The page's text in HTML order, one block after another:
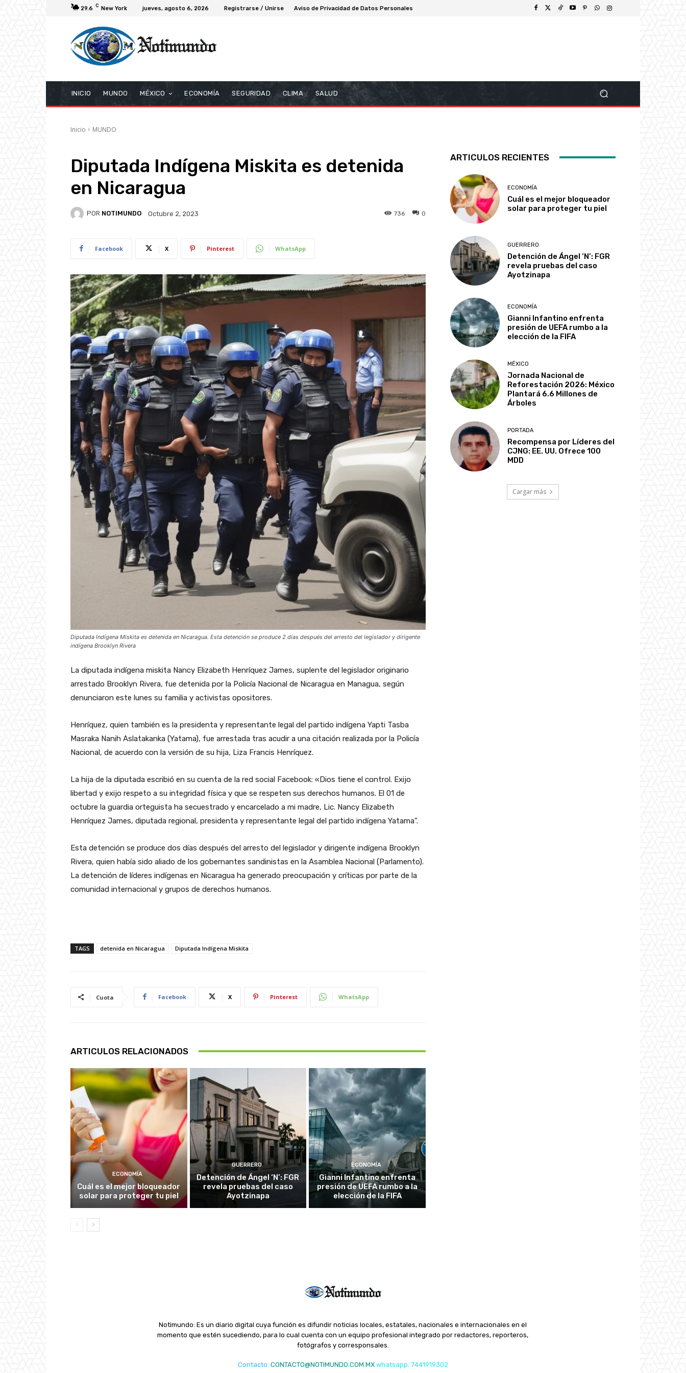
29.6 C New York jueves, agosto 6, 2026 Registrarse / Unirse Aviso de Privacidad de Datos Personales
INICIO MUNDO MÉXICO ECONOMÍA SEGURIDAD CLIMA SALUD
Inicio MUNDO
Diputada Indígena Miskita es detenida
en Nicaragua
POR NOTIMUNDO Octubre 2, 2023 0
736
Facebook X Pinterest WhatsApp
Diputada Indígena Miskita es detenida en Nicaragua. Esta detención se produce 2 días después del arresto del legislador y dirigente
indígena Brooklyn Rivera
La diputada indígena miskita Nancy Elizabeth Henríquez James, suplente del legislador originario
arrestado Brooklyn Rivera, fue detenida por la Policía Nacional de Nicaragua en Managua, según
denunciaron este lunes su familia y activistas opositores.
Henríquez, quien también es la presidenta y representante legal del partido indígena Yapti Tasba
Masraka Nanih Aslatakanka (Yatama), fue arrestada tras acudir a una citación realizada por la Policía
Nacional, de acuerdo con la versión de su hija, Liza Francis Henríquez.
La hija de la diputada escribió en su cuenta de la red social Facebook: «Dios tiene el control. Exijo
libertad y exijo respeto a su integridad física y que se respeten sus derechos humanos. El 01 de
octubre la guardia orteguista ha secuestrado y encarcelado a mi madre, Lic. Nancy Elizabeth
Henríquez James, diputada regional, presidenta y representante legal del partido indígena Yatama”.
Esta detención se produce dos días después del arresto del legislador y dirigente indígena Brooklyn
Rivera, quien había sido aliado de los gobernantes sandinistas en la Asamblea Nacional (Parlamento).
La detención de líderes indígenas en Nicaragua ha generado preocupación y críticas por parte de la
comunidad internacional y grupos de derechos humanos.
TAGS detenida en Nicaragua Diputada Indígena Miskita
Cuota Facebook X Pinterest WhatsApp
ARTICULOS RELACIONADOS
ECONOMÍA
Cuál es el mejor bloqueador
solar para proteger tu piel
GUERRERO
Detención de Ángel ‘N’: FGR
revela pruebas del caso
Ayotzinapa
ECONOMÍA
Gianni Infantino enfrenta
presión de UEFA rumbo a la
elección de la FIFA
ARTICULOS RECIENTES
ECONOMÍA
Cuál es el mejor bloqueador
solar para proteger tu piel
GUERRERO
Detención de Ángel ‘N’: FGR
revela pruebas del caso
Ayotzinapa
ECONOMÍA
Gianni Infantino enfrenta
presión de UEFA rumbo a la
elección de la FIFA
MÉXICO
Jornada Nacional de
Reforestación 2026: México
Plantará 6.6 Millones de
Árboles
PORTADA
Recompensa por Líderes del
CJNG: EE. UU. Ofrece 100
MDD
Cargar más
Notimundo: Es un diario digital cuya función es difundir noticias locales, estatales, nacionales e internacionales en el
momento que estén sucediendo, para lo cual cuenta con un equipo profesional integrado por redactores, reporteros,
fotógrafos y corresponsales.
Contacto: CONTACTO@NOTIMUNDO.COM.MX whatsapp: 7441919302